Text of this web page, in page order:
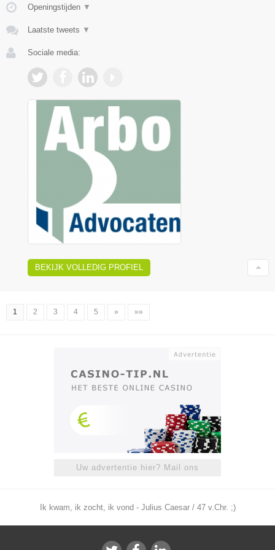
Openingstijden ▼
Laatste tweets ▼
Sociale media:
BEKIJK VOLLEDIG PROFIEL
1 2 3 4 5 » »»
Uw advertentie hier? Mail ons
Ik kwam, ik zocht, ik vond - Julius Caesar / 47 v.Chr. ;)